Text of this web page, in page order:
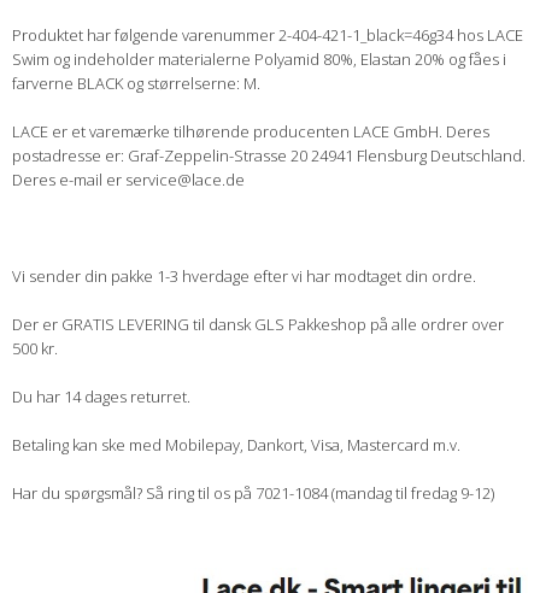
Produktet har følgende varenummer 2-404-421-1_black=46g34 hos LACE
Swim og indeholder materialerne Polyamid 80%, Elastan 20% og fåes i
farverne BLACK og størrelserne: M.
LACE er et varemærke tilhørende producenten LACE GmbH. Deres
postadresse er: Graf-Zeppelin-Strasse 20 24941 Flensburg Deutschland.
Deres e-mail er service@lace.de
Vi sender din pakke 1-3 hverdage efter vi har modtaget din ordre.
Der er GRATIS LEVERING til dansk GLS Pakkeshop på alle ordrer over
500 kr.
Du har 14 dages returret.
Betaling kan ske med Mobilepay, Dankort, Visa, Mastercard m.v.
Har du spørgsmål? Så ring til os på 7021-1084 (mandag til fredag 9-12)